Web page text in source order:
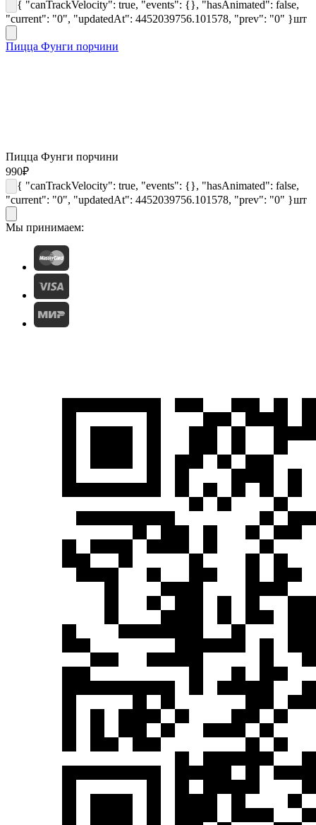
{ "canTrackVelocity": true, "events": {}, "hasAnimated": false,
"current": "0", "updatedAt": 4452039756.101578, "prev": "0" }шт
Пицца Фунги порчини
Пицца Фунги порчини
990₽
{ "canTrackVelocity": true, "events": {}, "hasAnimated": false,
"current": "0", "updatedAt": 4452039756.101578, "prev": "0" }шт
Мы принимаем: